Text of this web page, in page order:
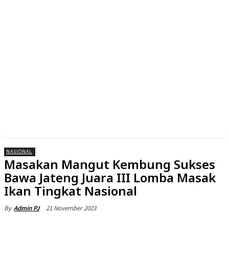
NASIONAL
Masakan Mangut Kembung Sukses
Bawa Jateng Juara III Lomba Masak
Ikan Tingkat Nasional
By Admin PJ 21 November 2023